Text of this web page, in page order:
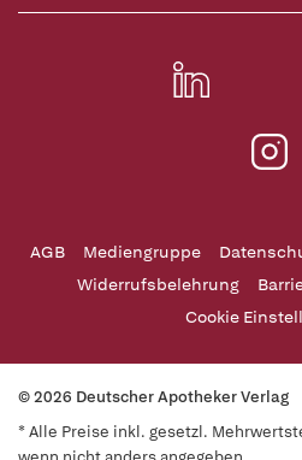
AGB Mediengruppe
Widerrufsbelehrung
Cookie
© 2026 Deutscher Apotheker Verlag
* Alle Preise inkl. gesetzl.